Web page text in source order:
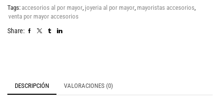
Tags: accesorios al por mayor, joyeria al por mayor, mayoristas accesorios,
venta por mayor accesorios
Share:
DESCRIPCIÓN VALORACIONES (0)